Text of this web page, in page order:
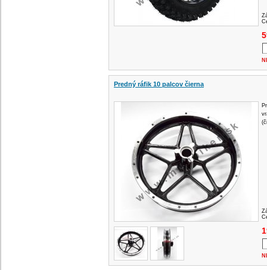
Predný ráfik 10 palcov čierna